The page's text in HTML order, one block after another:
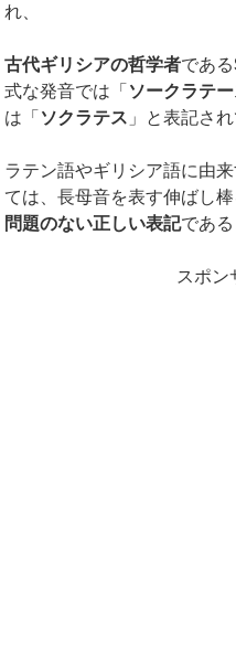
れ、
古代ギリシアの哲学者である
式な発音では「 ソークラテ
は「 ソクラテス 」と表記さ
ラテン語やギリシア語に由
ては、長母音を表す伸ばし
問題のない正しい表記であ
スポン